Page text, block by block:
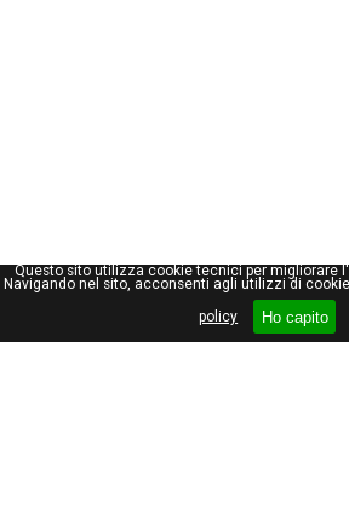
Questo sito utilizza cookie tecnici per migliorare
Navigando nel sito, acconsenti agli utilizzi di
policy
Ho capito